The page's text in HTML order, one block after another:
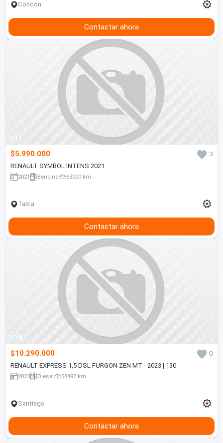
Concón
Contactar ahora
1/11
$5.990.000
3
RENAULT SYMBOL INTENS 2021
2021 Bencina 63000 km
Talca
Contactar ahora
1/18
$10.290.000
0
RENAULT EXPRESS 1,5 DSL FURGON ZEN MT - 2023 | 130
2023 Diesel 58497 km
Santiago
Contactar ahora